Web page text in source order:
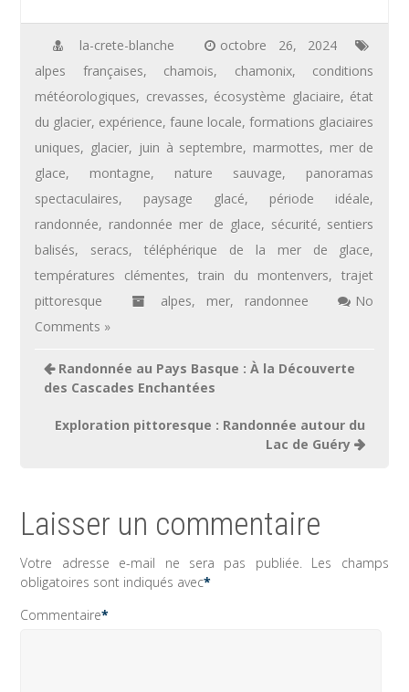
la-crete-blanche
octobre 26, 2024
alpes françaises, chamois, chamonix, conditions
météorologiques, crevasses, écosystème glaciaire, état
du glacier, expérience,faune locale,formations glaciaires
uniques, glacier, juin à septembre, marmottes, mer de
glace, montagne, nature sauvage, panoramas
spectaculaires, paysage glacé, période idéale,
randonnée, randonnée mer de glace, sécurité, sentiers
balisés, seracs,téléphérique de la mer de glace,
températures clémentes,train du montenvers,trajet
pittoresque
alpes, mer, randonnee
No
Comments »
Navigation
de
Randonnée au Pays Basque : À la Découverte
des Cascades Enchantées
Exploration pittoresque : Randonnée autour du
Lac de Guéry
Laisser un commentaire
Votre adresse e-mail ne sera pas publiée. Les champs
obligatoires sont indiqués avec*
Commentaire*